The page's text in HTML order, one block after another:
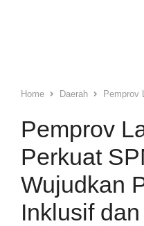
Home Daerah Pemprov
Pemprov
Perkuat
Wujudkan
Inklusif